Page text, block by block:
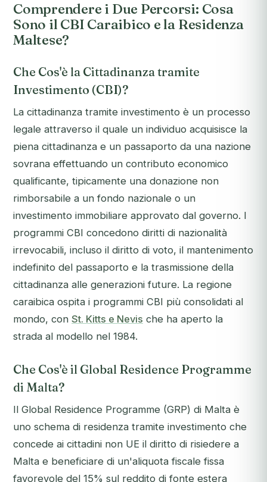
Comprendere i Due Percorsi: Cosa
Sono il CBI Caraibico e la Residenza
Maltese?
Che Cos'è la Cittadinanza tramite
Investimento (CBI)?
La cittadinanza tramite investimento è un processo
legale attraverso il quale un individuo acquisisce la
piena cittadinanza e un passaporto da una nazione
sovrana effettuando un contributo economico
qualificante, tipicamente una donazione non
rimborsabile a un fondo nazionale o un
investimento immobiliare approvato dal governo. I
programmi CBI concedono diritti di nazionalità
irrevocabili, incluso il diritto di voto, il mantenimento
indefinito del passaporto e la trasmissione della
cittadinanza alle generazioni future. La regione
caraibica ospita i programmi CBI più consolidati al
mondo, con St. Kitts e Nevis che ha aperto la
strada al modello nel 1984.
Che Cos'è il Global Residence Programme
di Malta?
Il Global Residence Programme (GRP) di Malta è
uno schema di residenza tramite investimento che
concede ai cittadini non UE il diritto di risiedere a
Malta e beneficiare di un'aliquota fiscale fissa
favorevole del 15% sul reddito di fonte estera